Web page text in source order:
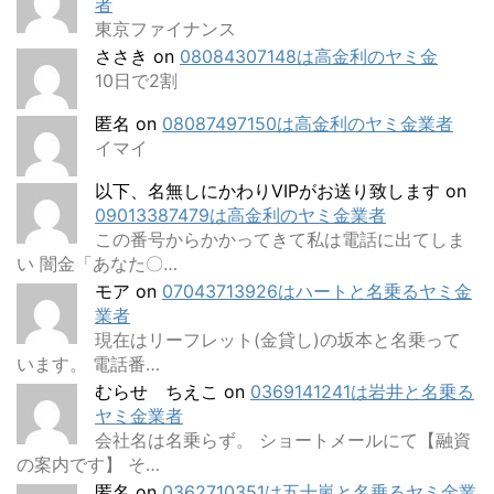
東京ファイナンス
ささき on 08084307148は高金利のヤミ金
10日で2割
匿名 on 08087497150は高金利のヤミ金業者
イマイ
以下、名無しにかわりVIPがお送り致します on
09013387479は高金利のヤミ金業者
この番号からかかってきて私は電話に出てしま
い 闇金「あなた〇…
モア on 07043713926はハートと名乗るヤミ金
業者
現在はリーフレット(金貸し)の坂本と名乗って
います。 電話番…
むらせ ちえこ on 0369141241は岩井と名乗る
ヤミ金業者
会社名は名乗らず。 ショートメールにて【融資
の案内です】 そ…